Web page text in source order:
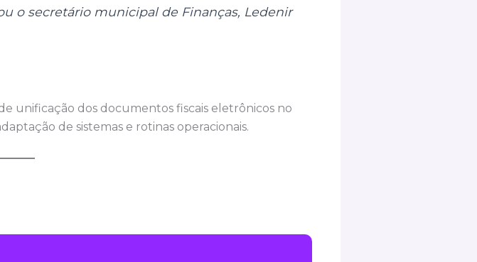
o secretário municipal de Finanças, Ledenir
unificação dos documentos fiscais eletrônicos no
de sistemas e rotinas operacionais.